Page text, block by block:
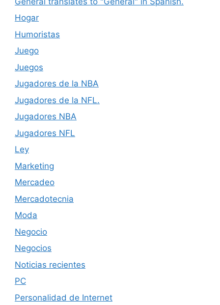
Hogar
Humoristas
Juego
Juegos
Jugadores de la NBA
Jugadores de la NFL.
Jugadores NBA
Jugadores NFL
Ley
Marketing
Mercadeo
Mercadotecnia
Moda
Negocio
Negocios
Noticias recientes
PC
Personalidad de Internet